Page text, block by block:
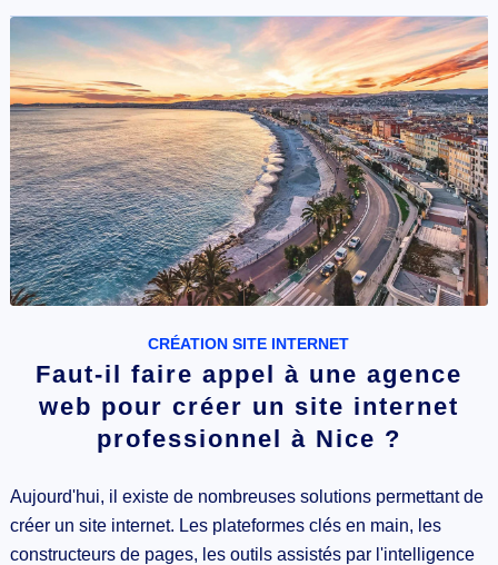
CRÉATION SITE INTERNET
Faut-il faire appel à une agence
web pour créer un site internet
professionnel à Nice ?
Aujourd'hui, il existe de nombreuses solutions permettant de
créer un site internet. Les plateformes clés en main, les
constructeurs de pages, les outils assistés par l'intelligence